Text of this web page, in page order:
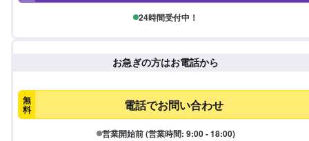
24時間受付中！
お急ぎの方はお電話から
無
料 電話でお問い合わせ
営業開始前 (営業時間: 9:00 - 18:00)